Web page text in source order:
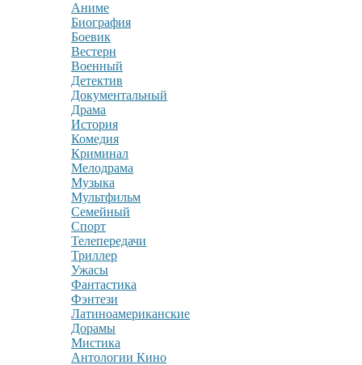
Аниме
Биография
Боевик
Вестерн
Военный
Детектив
Документальный
Драма
История
Комедия
Криминал
Мелодрама
Музыка
Мультфильм
Семейный
Спорт
Телепередачи
Триллер
Ужасы
Фантастика
Фэнтези
Латиноамериканские
Дорамы
Мистика
Антологии Кино